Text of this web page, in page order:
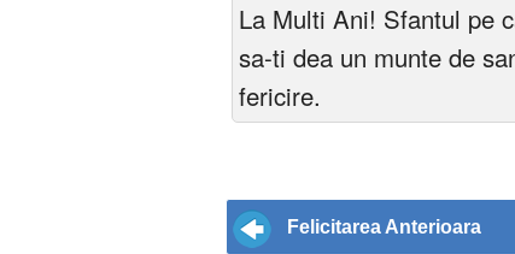
La Multi Ani! Sfantul pe
sa-ti dea un munte de
fericire.
Felicitarea Anterioara